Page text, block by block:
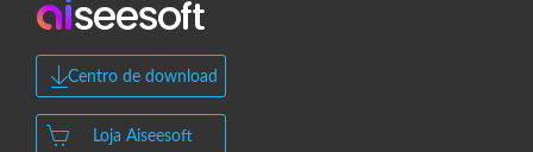
Centro de download
Loja Aiseesoft